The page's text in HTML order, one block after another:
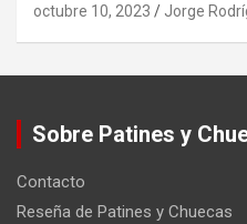
octubre 10, 2023 Jorge
Sobre Patines y
Contacto
Reseña de Patines y Chuecas